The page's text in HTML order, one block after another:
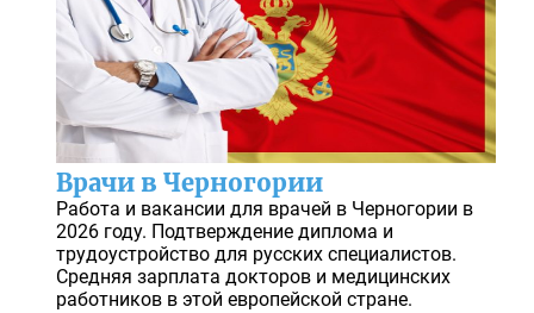
Врачи в Черногории
Работа и вакансии для врачей в Черногории в
2026 году. Подтверждение диплома и
трудоустройство для русских специалистов.
Средняя зарплата докторов и медицинских
работников в этой европейской стране.